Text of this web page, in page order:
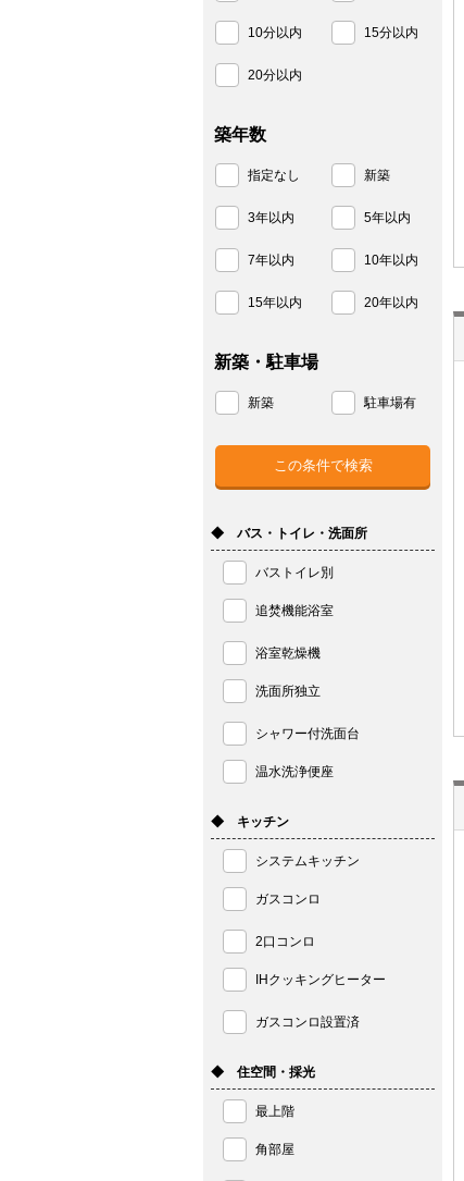
10分以内 15分以内
20分以内
築年数
指定なし 新築
3年以内 5年以内
7年以内 10年以内
15年以内 20年以内
新築・駐車場
新築 駐車場有
◆ バス・トイレ・洗面所
バストイレ別
追焚機能浴室
浴室乾燥機
洗面所独立
シャワー付洗面台
温水洗浄便座
◆ キッチン
システムキッチン
ガスコンロ
2口コンロ
IHクッキングヒーター
ガスコンロ設置済
◆ 住空間・採光
最上階
角部屋